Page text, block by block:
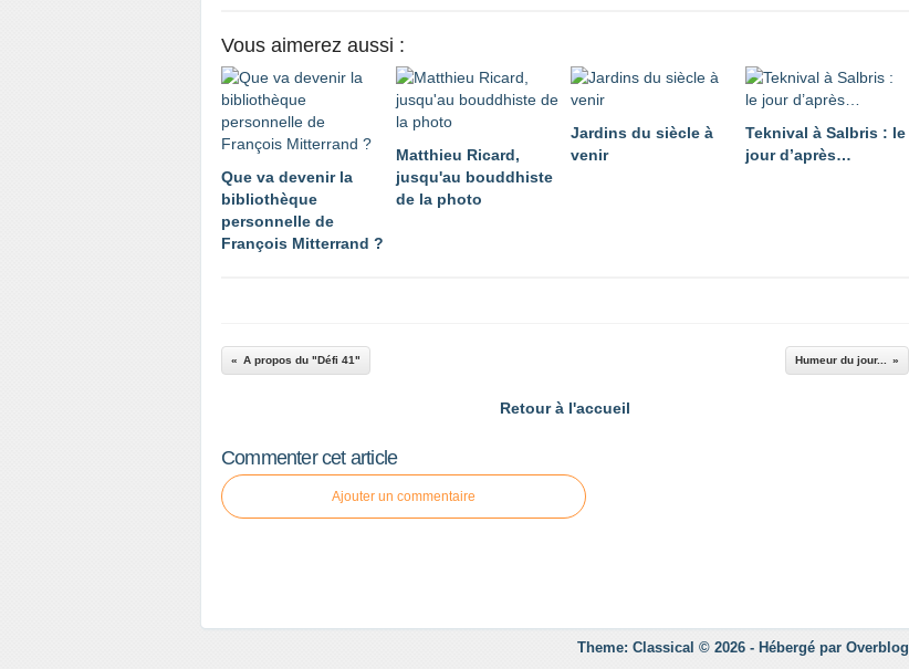
Vous aimerez aussi :
Que va devenir la
bibliothèque
personnelle de
François Mitterrand ?
Matthieu Ricard,
jusqu'au bouddhiste
de la photo
Jardins du siècle à
venir
Teknival à Salbris : le
jour d’après…
A propos du "Défi 41" Humeur du jour...
Retour à l'accueil
Commenter cet article
Ajouter un commentaire
Theme: Classical © 2026 - Hébergé par Overblog